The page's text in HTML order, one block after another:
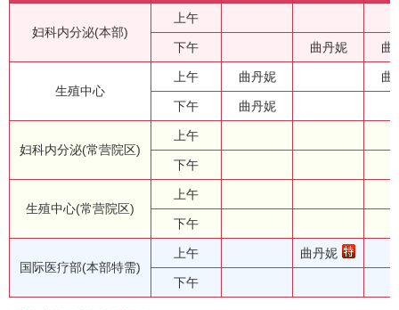
妇科内分泌(本部)
上午
下午 曲丹妮 曲
生殖中心
上午 曲丹妮 曲
下午 曲丹妮
妇科内分泌(常营院区)
上午
下午
生殖中心(常营院区)
上午
下午
国际医疗部(本部特需)
上午 曲丹妮
下午